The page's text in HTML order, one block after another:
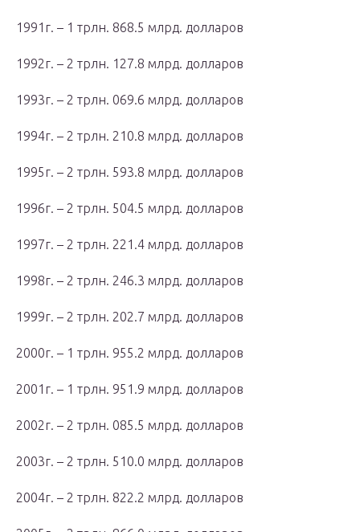
1991г. – 1 трлн. 868.5 млрд. долларов
1992г. – 2 трлн. 127.8 млрд. долларов
1993г. – 2 трлн. 069.6 млрд. долларов
1994г. – 2 трлн. 210.8 млрд. долларов
1995г. – 2 трлн. 593.8 млрд. долларов
1996г. – 2 трлн. 504.5 млрд. долларов
1997г. – 2 трлн. 221.4 млрд. долларов
1998г. – 2 трлн. 246.3 млрд. долларов
1999г. – 2 трлн. 202.7 млрд. долларов
2000г. – 1 трлн. 955.2 млрд. долларов
2001г. – 1 трлн. 951.9 млрд. долларов
2002г. – 2 трлн. 085.5 млрд. долларов
2003г. – 2 трлн. 510.0 млрд. долларов
2004г. – 2 трлн. 822.2 млрд. долларов